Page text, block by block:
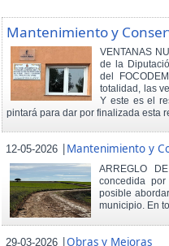
Mantenimiento y
VENTANAS
de la
del
totalidad, las
Y este es el
pintará para dar por finalizada esta
12-05-2026 |Mantenimiento y
ARREGLO
concedida
posible
municipio. En
29-03-2026 |Obras y Mejoras